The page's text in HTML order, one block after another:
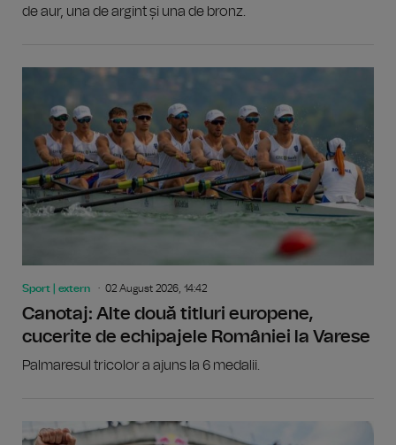
de aur, una de argint și una de bronz.
Sport | extern 02 August 2026, 14:42
Canotaj: Alte două titluri europene,
cucerite de echipajele României la Varese
Palmaresul tricolor a ajuns la 6 medalii.